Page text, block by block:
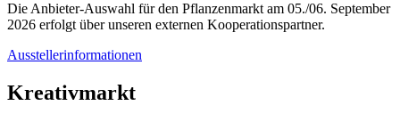
Die Anbieter-Auswahl für den Pflanzenmarkt am 05./06. September
2026 erfolgt über unseren externen Kooperationspartner.
Ausstellerinformationen
Kreativmarkt